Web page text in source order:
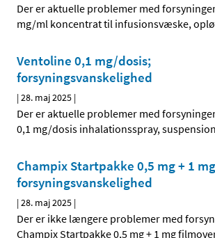
Der er aktuelle problemer med
mg/ml koncentrat til infusionsvæske,
Ventoline 0,1 mg/dosis;
forsyningsvanskelighed
|28. maj 2025 |
Der er aktuelle problemer med
0,1 mg/dosis inhalationsspray,
Champix Startpakke 0,5 mg + 1
forsyningsvanskelighed
|28. maj 2025 |
Der er ikke længere problemer med
Champix Startpakke 0,5 mg + 1 mg